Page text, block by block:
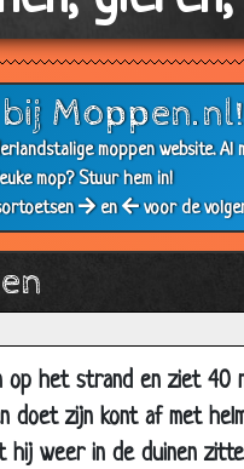
Moppen.nl!
moppen website.
mop?Stuur hem in!
en voor de
op het strand en ziet 40
doet zijn kont af met
hij weer in de duinen